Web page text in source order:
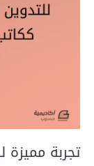
تجربة مميزة